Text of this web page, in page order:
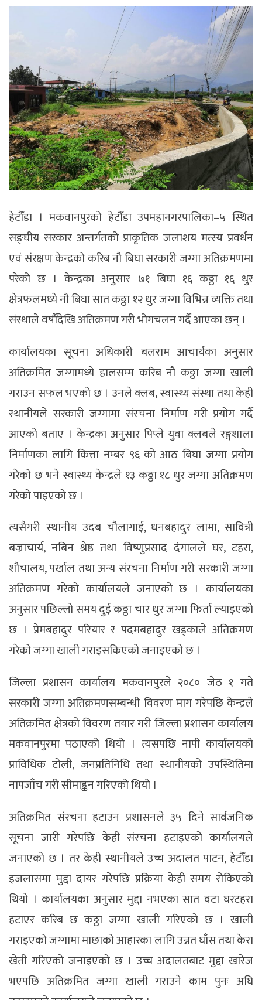
हेटौँडा । मकवानपुरको हेटौँडा उपमहानगरपालिका–५ स्थित
सङ्घीय सरकार अन्तर्गतको प्राकृतिक जलाशय मत्स्य प्रवर्धन
एवं संरक्षण केन्द्रको करिब नौ बिघा सरकारी जग्गा अतिक्रमणमा
परेको छ । केन्द्रका अनुसार ७१ बिघा १६ कठ्ठा १६ धुर
क्षेत्रफलमध्ये नौ बिघा सात कठ्ठा १२ धुर जग्गा विभिन्न व्यक्ति तथा
संस्थाले वर्षौंदेखि अतिक्रमण गरी भोगचलन गर्दै आएका छन् ।
कार्यालयका सूचना अधिकारी बलराम आचार्यका अनुसार
अतिक्रमित जग्गामध्ये हालसम्म करिब नौ कठ्ठा जग्गा खाली
गराउन सफल भएको छ । उनले क्लब, स्वास्थ्य संस्था तथा केही
स्थानीयले सरकारी जग्गामा संरचना निर्माण गरी प्रयोग गर्दै
आएको बताए । केन्द्रका अनुसार पिप्ले युवा क्लबले रङ्गशाला
निर्माणका लागि कित्ता नम्बर ९६ को आठ बिघा जग्गा प्रयोग
गरेको छ भने स्वास्थ्य केन्द्रले १३ कठ्ठा १८ धुर जग्गा अतिक्रमण
गरेको पाइएको छ ।
त्यसैगरी स्थानीय उदब चौलागाईं, धनबहादुर लामा, सावित्री
बज्राचार्य, नबिन श्रेष्ठ तथा विष्णुप्रसाद दंगालले घर, टहरा,
शौचालय, पर्खाल तथा अन्य संरचना निर्माण गरी सरकारी जग्गा
अतिक्रमण गरेको कार्यालयले जनाएको छ । कार्यालयका
अनुसार पछिल्लो समय दुई कठ्ठा चार धुर जग्गा फिर्ता ल्याइएको
छ । प्रेमबहादुर परियार र पदमबहादुर खड्काले अतिक्रमण
गरेको जग्गा खाली गराइसकिएको जनाइएको छ ।
जिल्ला प्रशासन कार्यालय मकवानपुरले २०८० जेठ १ गते
सरकारी जग्गा अतिक्रमणसम्बन्धी विवरण माग गरेपछि केन्द्रले
अतिक्रमित क्षेत्रको विवरण तयार गरी जिल्ला प्रशासन कार्यालय
मकवानपुरमा पठाएको थियो । त्यसपछि नापी कार्यालयको
प्राविधिक टोली, जनप्रतिनिधि तथा स्थानीयको उपस्थितिमा
नापजाँच गरी सीमाङ्कन गरिएको थियो ।
अतिक्रमित संरचना हटाउन प्रशासनले ३५ दिने सार्वजनिक
सूचना जारी गरेपछि केही संरचना हटाइएको कार्यालयले
जनाएको छ । तर केही स्थानीयले उच्च अदालत पाटन, हेटौँडा
इजलासमा मुद्दा दायर गरेपछि प्रक्रिया केही समय रोकिएको
थियो । कार्यालयका अनुसार मुद्दा नभएका सात वटा घरटहरा
हटाएर करिब छ कठ्ठा जग्गा खाली गरिएको छ । खाली
गराइएको जग्गामा माछाको आहारका लागि उन्नत घाँस तथा केरा
खेती गरिएको जनाइएको छ । उच्च अदालतबाट मुद्दा खारेज
भएपछि अतिक्रमित जग्गा खाली गराउने काम पुनः अघि